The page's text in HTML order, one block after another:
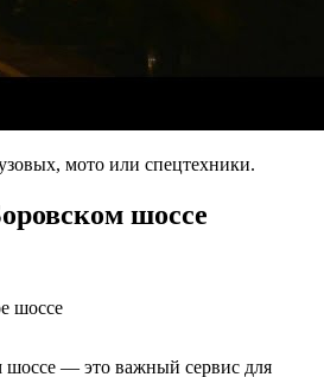
мото или спецтехники.
шоссе
шоссе
шоссе — это важный сервис для